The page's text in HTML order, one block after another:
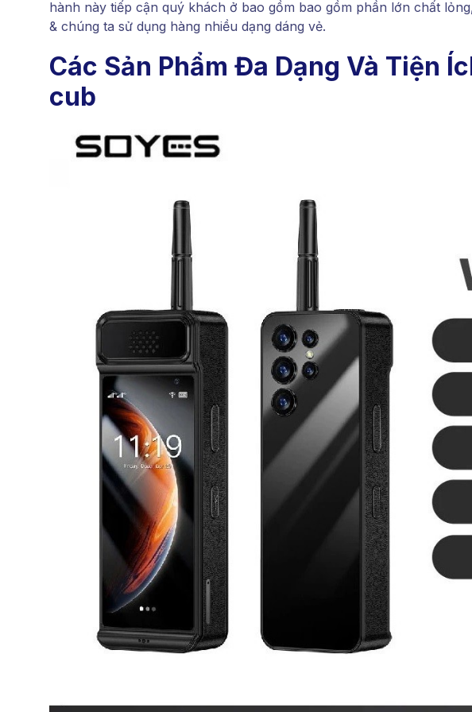
hành này tiếp cận quý khách ở bao gồm bao gồm phần lớn chất
& chúng ta sử dụng hàng nhiều dạng dáng vẻ.
Các Sản Phẩm Đa Dạng Và Tiện
cub